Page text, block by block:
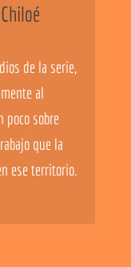
de la serie,
al
poco sobre
que la
ese territorio.